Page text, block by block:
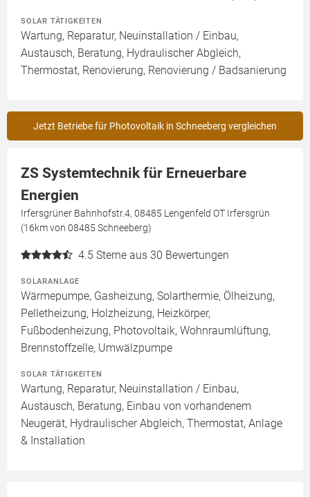
SOLAR TÄTIGKEITEN
Wartung, Reparatur, Neuinstallation / Einbau,
Austausch, Beratung, Hydraulischer Abgleich,
Thermostat, Renovierung, Renovierung / Badsanierung
Jetzt Betriebe für Photovoltaik in Schneeberg vergleichen
ZS Systemtechnik für Erneuerbare
Energien
Irfersgrüner Bahnhofstr.4, 08485 Lengenfeld OT Irfersgrün
(16km von 08485 Schneeberg)
4.5 Sterne aus 30 Bewertungen
SOLARANLAGE
Wärmepumpe, Gasheizung, Solarthermie, Ölheizung,
Pelletheizung, Holzheizung, Heizkörper,
Fußbodenheizung, Photovoltaik, Wohnraumlüftung,
Brennstoffzelle, Umwälzpumpe
SOLAR TÄTIGKEITEN
Wartung, Reparatur, Neuinstallation / Einbau,
Austausch, Beratung, Einbau von vorhandenem
Neugerät, Hydraulischer Abgleich, Thermostat, Anlage
& Installation